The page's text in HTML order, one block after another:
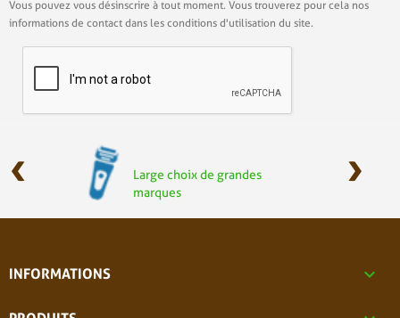
Vous pouvez vous désinscrire à tout moment. Vous trouverez pour cela nos
informations de contact dans les conditions d'utilisation du site.
Large choix de grandes
marques
‹ ›
INFORMATIONS 